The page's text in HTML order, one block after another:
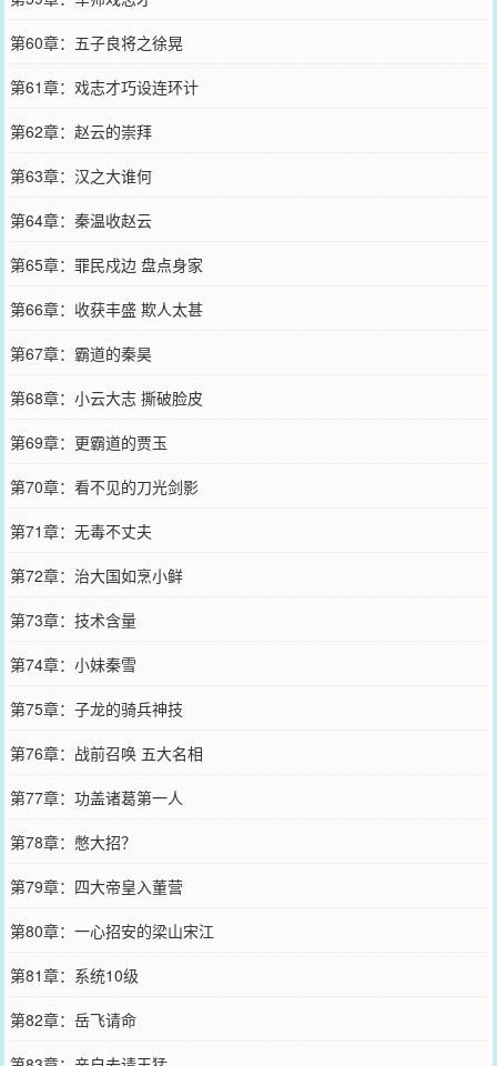
第60章：五子良将之徐晃
第61章：戏志才巧设连环计
第62章：赵云的崇拜
第63章：汉之大谁何
第64章：秦温收赵云
第65章：罪民戍边 盘点身家
第66章：收获丰盛 欺人太甚
第67章：霸道的秦昊
第68章：小云大志 撕破脸皮
第69章：更霸道的贾玉
第70章：看不见的刀光剑影
第71章：无毒不丈夫
第72章：治大国如烹小鲜
第73章：技术含量
第74章：小妹秦雪
第75章：子龙的骑兵神技
第76章：战前召唤 五大名相
第77章：功盖诸葛第一人
第78章：憋大招？
第79章：四大帝皇入董营
第80章：一心招安的梁山宋江
第81章：系统10级
第82章：岳飞请命